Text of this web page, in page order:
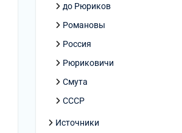
до Рюриков
Романовы
Россия
Рюриковичи
Смута
СССР
Источники